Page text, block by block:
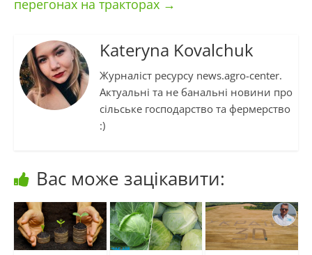
перегонах на тракторах →
Kateryna Kovalchuk
Журналіст ресурсу news.agro-center.
Актуальні та не банальні новини про
сільське господарство та фермерство
:)
Вас може зацікавити: